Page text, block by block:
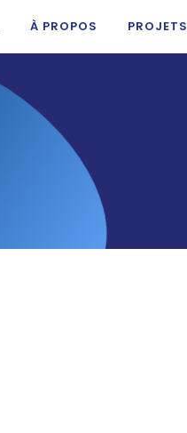
À PROPOS PROJETS